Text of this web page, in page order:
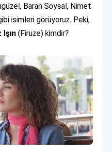
Baran Soysal, Nimet
isimleri görüyoruz. Peki,
Işın (Firuze) kimdir?